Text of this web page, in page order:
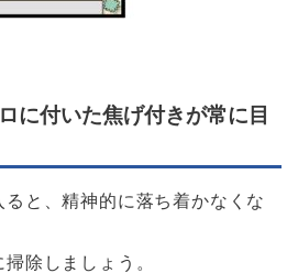
に付いた焦げ付きが常に目
と、精神的に落ち着かなくな
除しましょう。